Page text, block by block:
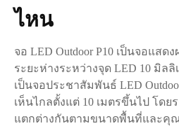
ไหน
จอ LED Outdoor P10 เป็นจอแส
ระยะห่างระหว่างจุด LED 10 มิล
เป็นจอประชาสัมพันธ์ LED
เห็นไกลตั้งแต่ 10 เมตรขึ้นไป โดย
แตกต่างกันตามขนาดพื้นที่และคุ